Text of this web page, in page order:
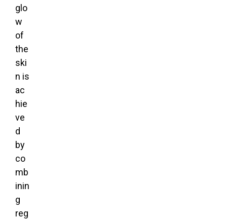
glo
w
of
the
ski
n is
ac
hie
ve
d
by
co
mb
inin
g
reg